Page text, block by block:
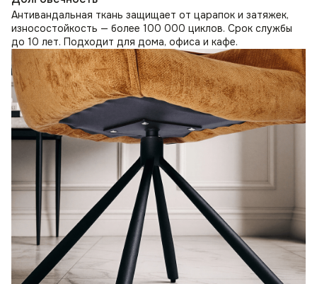
Антивандальная ткань защищает от царапок и затяжек,
износостойкость — более 100 000 циклов. Срок службы
до 10 лет. Подходит для дома, офиса и кафе.